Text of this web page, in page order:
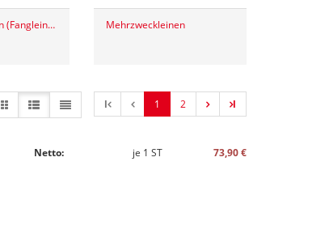
Feuerwehrleinen (Fangleinen) Seilflechter Mehrzweckleinen
l 1 2 l
Netto: je 1 ST 73,90 €